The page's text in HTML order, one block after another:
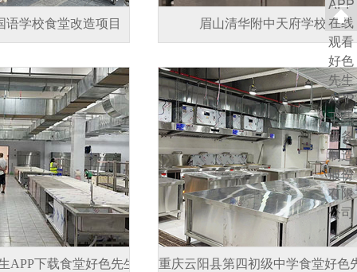
语学校食堂改造项目 眉山清华附中天府学校项目
APP下载食堂好色先生APP下载设备项目重庆云阳县第四初级中学食堂好色